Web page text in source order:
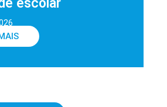
escolar